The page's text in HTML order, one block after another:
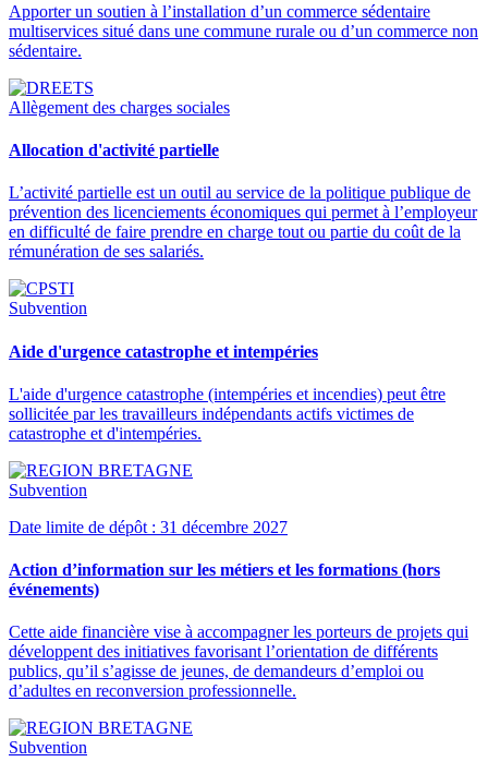
Apporter un soutien à l’installation d’un commerce sédentaire
multiservices situé dans une commune rurale ou d’un commerce non
sédentaire.
Allègement des charges sociales
Allocation d'activité partielle
L’activité partielle est un outil au service de la politique publique de
prévention des licenciements économiques qui permet à l’employeur
en difficulté de faire prendre en charge tout ou partie du coût de la
rémunération de ses salariés.
Subvention
Aide d'urgence catastrophe et intempéries
L'aide d'urgence catastrophe (intempéries et incendies) peut être
sollicitée par les travailleurs indépendants actifs victimes de
catastrophe et d'intempéries.
Subvention
Date limite de dépôt : 31 décembre 2027
Action d’information sur les métiers et les formations (hors
événements)
Cette aide financière vise à accompagner les porteurs de projets qui
développent des initiatives favorisant l’orientation de différents
publics, qu’il s’agisse de jeunes, de demandeurs d’emploi ou
d’adultes en reconversion professionnelle.
Subvention